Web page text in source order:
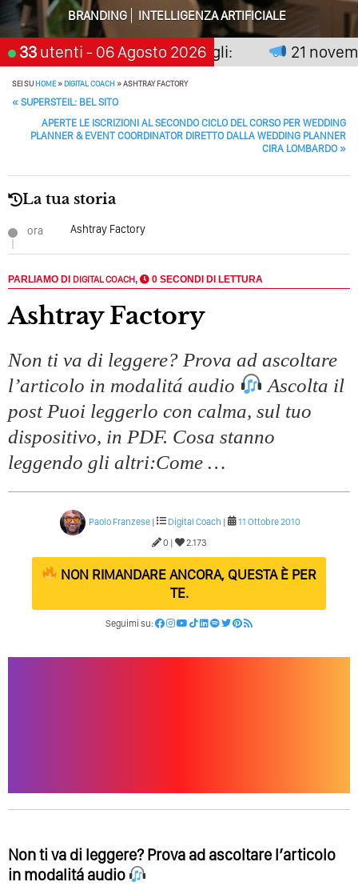
Perché Pubblicare Non Basta Più? Contenuti Di Valore O
Solo Rumore…
Perché Non Guadagni Sui Social Media? Probabilmente
Tutto Peggiorerà
Quali Sono Gli Errori Della Comunicazione Politica? Il
Caso Delle Braccia Incrociate
L’Accademia Del Wedding
BRANDING
INTELLIGENZA ARTIFICIALE
33 utenti - 06 Agosto 2026
premia chi aspetta, scegli: 21
SEI SUHOME»DIGITAL COACH»ASHTRAY FACTORY
POST NAVIGATION
« SUPERSTEIL: BEL SITO
APERTE LE ISCRIZIONI AL SECONDO CICLO DEL CORSO PER WEDDING
PLANNER & EVENT COORDINATOR DIRETTO DALLA WEDDING PLANNER
CIRA LOMBARDO »
La tua storia
ora Ashtray Factory
PARLIAMO DI DIGITAL COACH, 0 SECONDI DI LETTURA
Ashtray Factory
Non ti va di leggere? Prova ad ascoltare
l’articolo in modalitá audio
Ascolta il
post Puoi leggerlo con calma, sul tuo
dispositivo, in PDF. Cosa stanno
leggendo gli altri:Come …
Paolo Franzese| Digital Coach |
11 Ottobre 2010
0 |
2.173
NON RIMANDARE ANCORA, QUESTA È PER
TE.
Seguimi su:
Non ti va di leggere? Prova ad ascoltare l’articolo
in modalitá audio